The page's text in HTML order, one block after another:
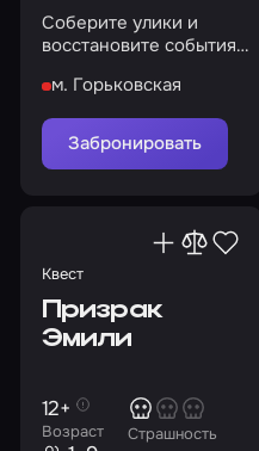
Соберите улики и
восстановите события
помните: Багул не
забирает детей силой…
м. Горьковская
Забронировать
Квест
Призрак
Эмили
Возраст
12+
Страшность